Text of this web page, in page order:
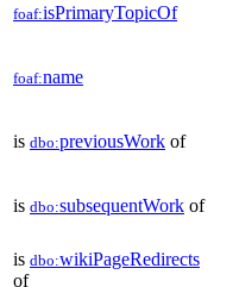
foaf:isPrimaryTopicOf
foaf:name
is dbo:previousWork of
is dbo:subsequentWork of
is dbo:wikiPageRedirects
of